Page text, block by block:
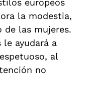
europeos
la modestia,
de las mujeres.
ayudará a
al
no